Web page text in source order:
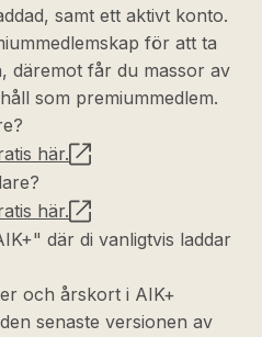
samt ett aktivt konto.
för att ta
däremot får du massor av
som premiummedlem.
här.
här.
där di vanligtvis laddar
och årskort i AIK+
senaste versionen av